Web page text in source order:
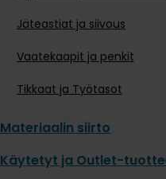
Jäteastiat ja siivous
Vaatekaapit ja penkit
Tikkaat ja Työtasot
Materiaalin siirto
Käytetyt ja Outlet-